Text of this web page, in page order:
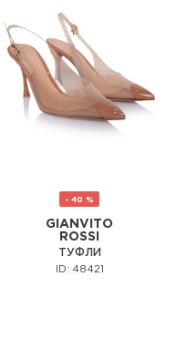
- 40 %
GIANVITO
ROSSI
ТУФЛИ
ID: 48421